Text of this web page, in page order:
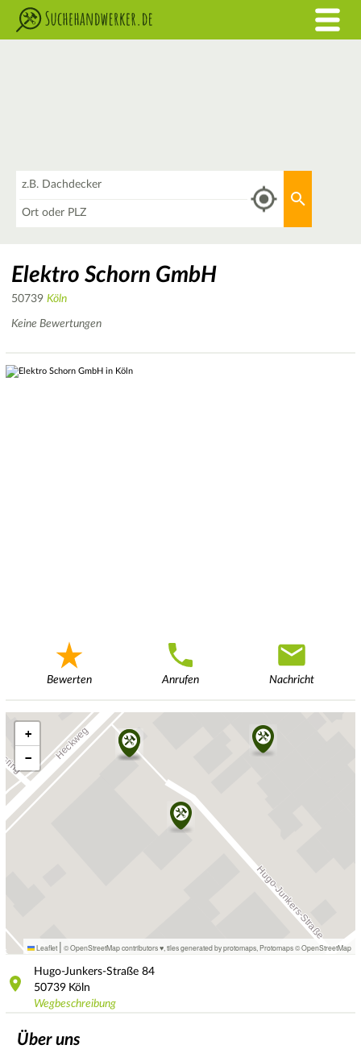
Elektro Schorn GmbH
50739 Köln
Keine Bewertungen
Bewerten Anrufen Nachricht
+
−
Leaflet | © OpenStreetMap contributors ♥, tiles generated by protomaps Protomaps©OpenStreetMap
Hugo-Junkers-Straße 84
50739 Köln
Wegbeschreibung
Über uns